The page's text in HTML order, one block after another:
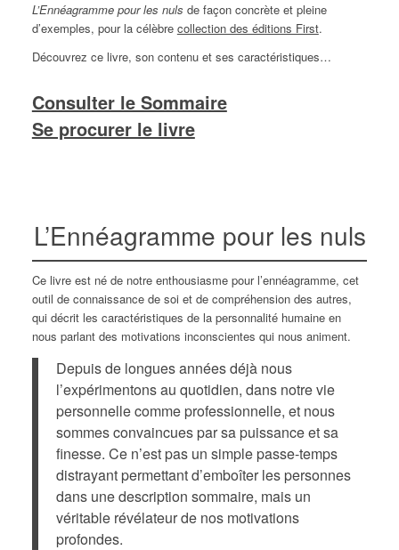
L’Ennéagramme pour les nuls de façon concrète et pleine
d’exemples, pour la célèbre collection des éditions First.
Découvrez ce livre, son contenu et ses caractéristiques…
Consulter le Sommaire
Se procurer le livre
L’Ennéagramme pour les nuls
Ce livre est né de notre enthousiasme pour l’ennéagramme, cet
outil de connaissance de soi et de compréhension des autres,
qui décrit les caractéristiques de la personnalité humaine en
nous parlant des motivations inconscientes qui nous animent.
Depuis de longues années déjà nous
l’expérimentons au quotidien, dans notre vie
personnelle comme professionnelle, et nous
sommes convaincues par sa puissance et sa
finesse. Ce n’est pas un simple passe-temps
distrayant permettant d’emboîter les personnes
dans une description sommaire, mais un
véritable révélateur de nos motivations
profondes.